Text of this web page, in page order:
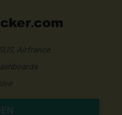
Airfrance